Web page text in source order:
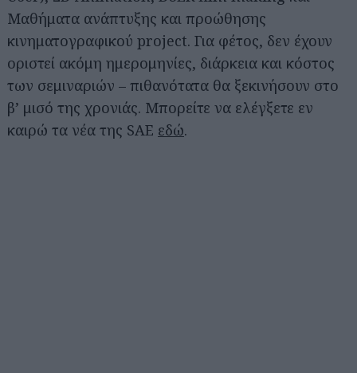
Μαθήματα ανάπτυξης και προώθησης
κινηματογραφικού project. Για φέτος, δεν έχουν
οριστεί ακόμη ημερομηνίες, διάρκεια και κόστος
των σεμιναριών – πιθανότατα θα ξεκινήσουν στο
β’ μισό της χρονιάς. Μπορείτε να ελέγξετε εν
καιρώ τα νέα της SAE εδώ.